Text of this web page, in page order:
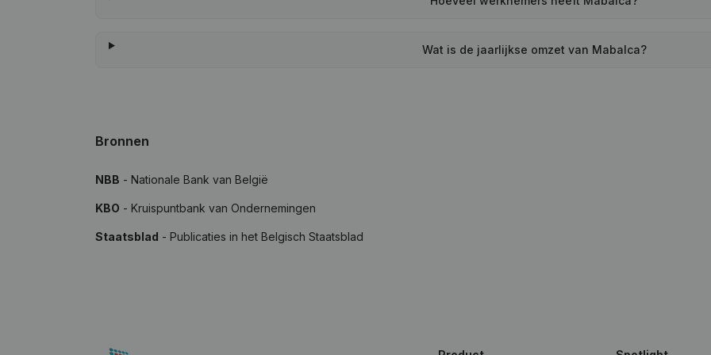
Wat is de jaarlijkse omzet van Mabalca?
Bronnen
NBB - Nationale Bank van België
KBO - Kruispuntbank van Ondernemingen
Staatsblad - Publicaties in het Belgisch Staatsblad